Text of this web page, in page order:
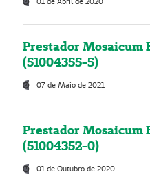
Prestador Mosaicum
(51004355-5)
07 de Maio de 2021
Prestador Mosaicum
(51004352-0)
01 de Outubro de 2020